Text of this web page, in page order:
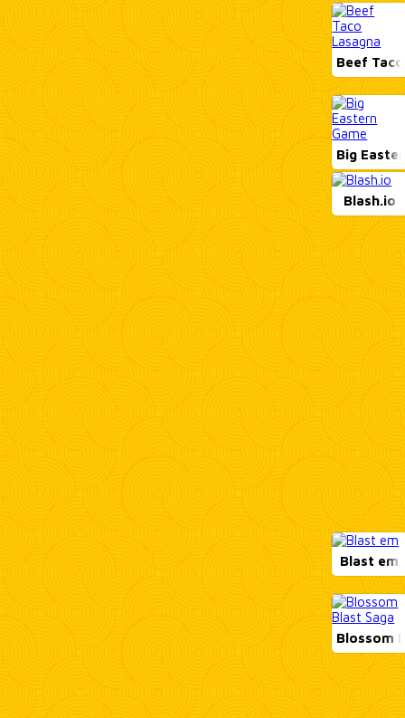
Beef
Big
Blash.io
Blast em
Blossom